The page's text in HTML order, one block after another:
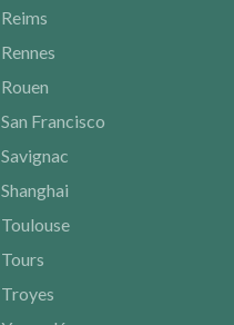
Reims
Rennes
Rouen
San Francisco
Savignac
Shanghai
Toulouse
Tours
Troyes